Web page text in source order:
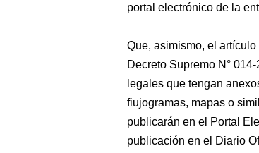
portal electrónico de la
Que, asimismo, el
Decreto Supremo N°
legales que tengan
fiujogramas, mapas o
publicarán en el Portal
publicación en el Diario